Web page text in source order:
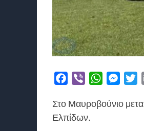
Facebook
Viber WhatsApp
Στο Μαυροβούνιο
Ελπίδων.